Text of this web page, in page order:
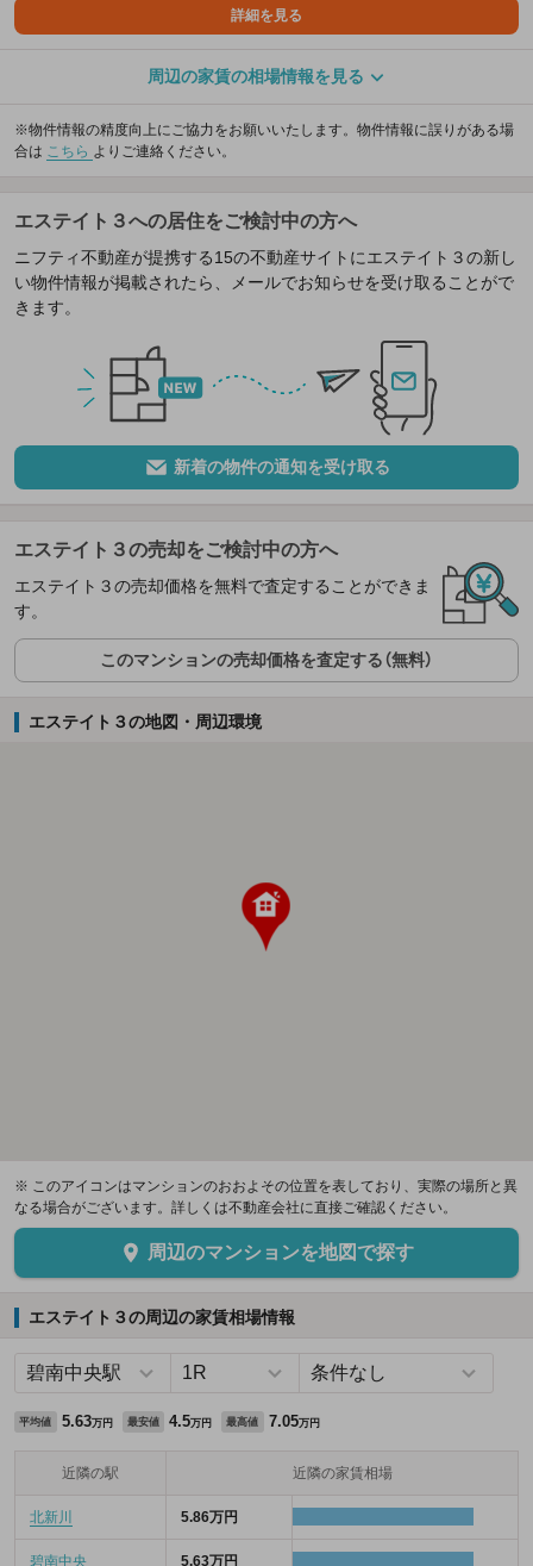
詳細を見る
周辺の家賃の相場情報を見る
※物件情報の精度向上にご協力をお願いいたします。物件情報に誤りがある場
合は こちら よりご連絡ください。
エステイト３への居住をご検討中の方へ
ニフティ不動産が提携する15の不動産サイトにエステイト３の新し
い物件情報が掲載されたら、メールでお知らせを受け取ることがで
きます。
新着の物件の通知を受け取る
エステイト３の売却をご検討中の方へ
エステイト３の売却価格を無料で査定することができま
す。
このマンションの売却価格を査定する（無料）
エステイト３の地図・周辺環境
※ このアイコンはマンションのおおよその位置を表しており、実際の場所と異
なる場合がございます。詳しくは不動産会社に直接ご確認ください。
周辺のマンションを地図で探す
エステイト３の周辺の家賃相場情報
平均値 5.63万円 最安値 4.5万円 最高値 7.05万円
近隣の駅 近隣の家賃相場
北新川 5.86万円
碧南中央 5.63万円